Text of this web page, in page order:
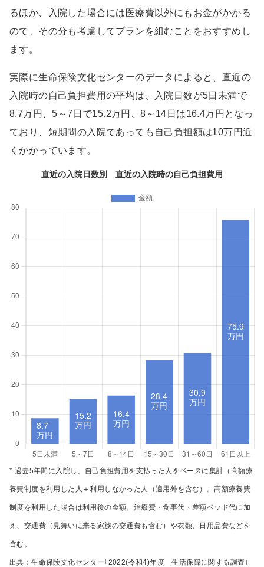
るほか、入院した場合には医療費以外にもお金がかかる
ので、その分も考慮してプランを組むことをおすすめし
ます。
実際に生命保険文化センターのデータによると、直近の
入院時の自己負担費用の平均は、入院日数が5日未満で
8.7万円、5～7日で15.2万円、8～14日は16.4万円となっ
ており、短期間の入院であっても自己負担額は10万円近
くかかっています。
直近の入院日数別 直近の入院時の自己負担費用
* 過去5年間に入院し、自己負担費用を支払った人をベースに集計（高額療
養費制度を利用した人＋利用しなかった人（適用外を含む）。高額療養費
制度を利用した場合は利用後の金額。治療費・食事代・差額ベッド代に加
え、交通費（見舞いに来る家族の交通費も含む）や衣類、日用品費などを
含む。
出典：生命保険文化センター｢2022(令和4)年度 生活保障に関する調査｣